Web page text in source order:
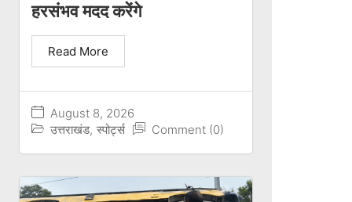
हरसंभव मदद करेंगे
August 8, 2026
उत्तराखंड, स्पोर्ट्स Comment (0)
Read More